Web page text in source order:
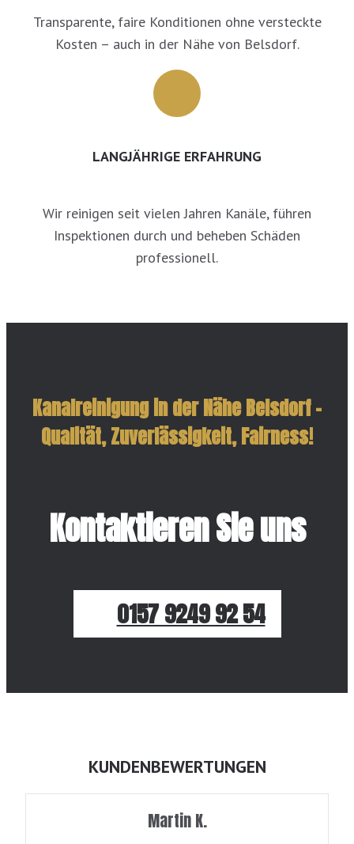
Transparente, faire Konditionen ohne versteckte
Kosten – auch in der Nähe von Belsdorf.
LANGJÄHRIGE ERFAHRUNG
Wir reinigen seit vielen Jahren Kanäle, führen
Inspektionen durch und beheben Schäden
professionell.
Kanalreinigung in der Nähe Belsdorf –
Qualität, Zuverlässigkeit, Fairness!
Kontaktieren Sie uns
0157 9249 92 54
KUNDENBEWERTUNGEN
Martin K.